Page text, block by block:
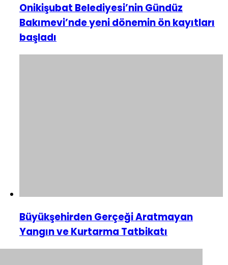
Onikişubat Belediyesi’nin Gündüz
Bakımevi’nde yeni dönemin ön kayıtları
başladı
Büyükşehirden Gerçeği Aratmayan
Yangın ve Kurtarma Tatbikatı